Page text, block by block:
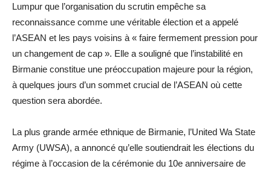
Lumpur que l’organisation du scrutin empêche sa
reconnaissance comme une véritable élection et a appelé
l’ASEAN et les pays voisins à « faire fermement pression pour
un changement de cap ». Elle a souligné que l’instabilité en
Birmanie constitue une préoccupation majeure pour la région,
à quelques jours d’un sommet crucial de l’ASEAN où cette
question sera abordée.
La plus grande armée ethnique de Birmanie, l’United Wa State
Army (UWSA), a annoncé qu’elle soutiendrait les élections du
régime à l’occasion de la cérémonie du 10e anniversaire de